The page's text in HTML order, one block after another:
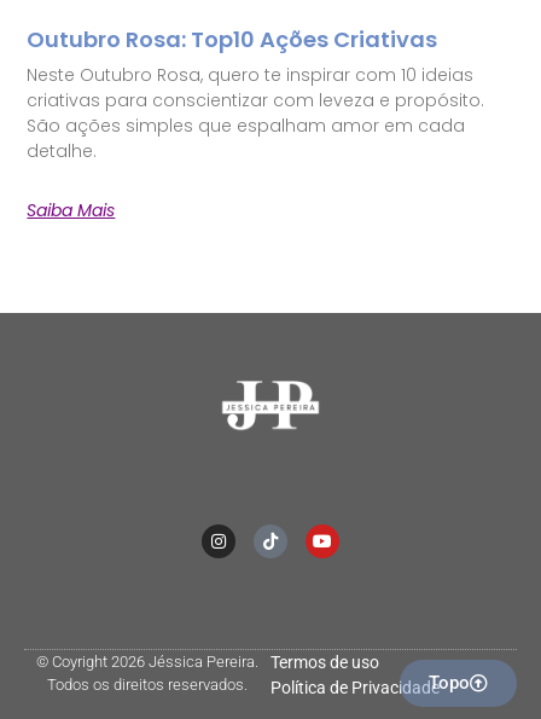
Outubro Rosa: Top10 Ações Criativas
Neste Outubro Rosa, quero te inspirar com 10 ideias
criativas para conscientizar com leveza e propósito.
São ações simples que espalham amor em cada
detalhe.
Saiba Mais
© Coyright 2026 Jéssica Pereira.
Todos os direitos reservados.
Termos de uso
Política de PrivacidadeTopo